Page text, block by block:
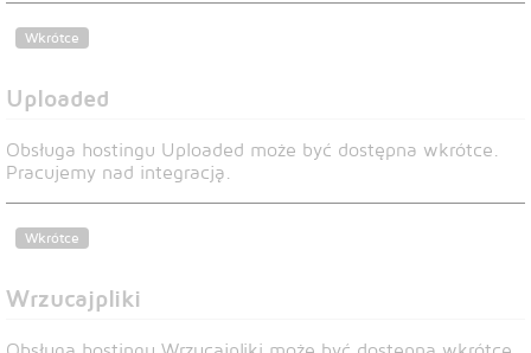
Wkrótce
Uploaded
Obsługa hostingu Uploaded może być dostępna wkrótce.
Pracujemy nad integracją.
Wkrótce
Wrzucajpliki